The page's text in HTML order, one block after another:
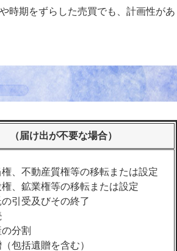
時期をずらした売買でも、計画性があ
（届け出が不要な場合）
、不動産質権等の移転または設定
、鉱業権等の移転または設定
引受及びその終了
分割
包括遺贈を含む）